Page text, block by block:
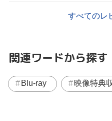
すべてのレ
関連ワードから探す
Blu-ray 映像特典